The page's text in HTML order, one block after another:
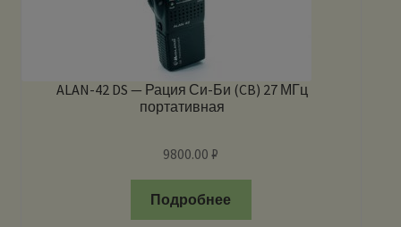
ALAN-42 DS — Рация Си-Би (CB) 27 МГц
портативная
9800.00₽
Подробнее